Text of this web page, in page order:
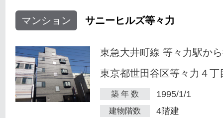
マンション サニーヒルズ等々力
東急大井町線 等々力駅か
東京都世田谷区等々力４丁
築 年 数 1995/1/1
建物階数 4階建